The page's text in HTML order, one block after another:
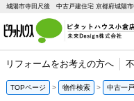
リフォームをお考えの方へ
TOPページ 物件検索 中古一